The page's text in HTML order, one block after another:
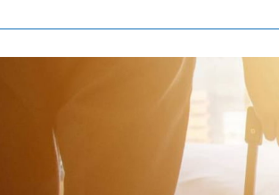
de l'ancien
Estimer